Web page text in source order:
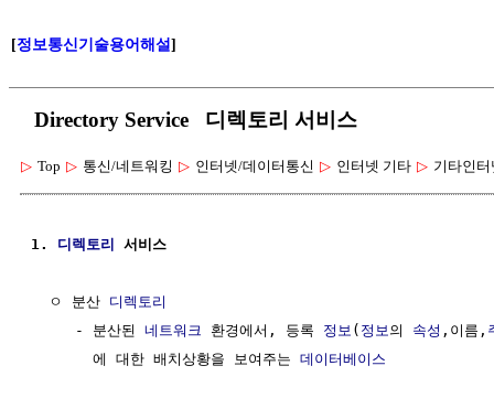
[정보통신기술용어해설]
Directory Service 디렉토리 서비스
▷ Top ▷ 통신/네트워킹 ▷ 인터넷/데이터통신 ▷ 인터넷 기타 ▷ 기타인
1. 디렉토리 서비스
  ㅇ 분산
디렉토리
     - 분산된
네트워크 환경에서, 등록 정보 ( 정보 의 속성 ,이름,
       에 대한 배치상황을 보여주는
데이터베이스